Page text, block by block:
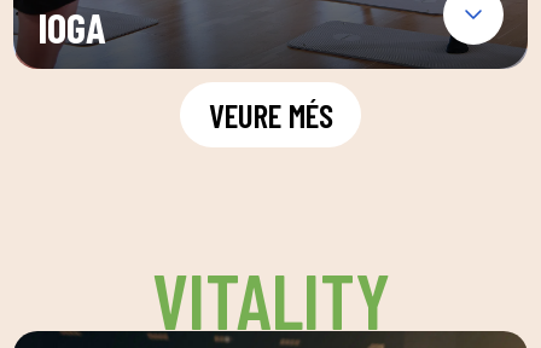
IOGA
VEURE MÉS
VITALITY